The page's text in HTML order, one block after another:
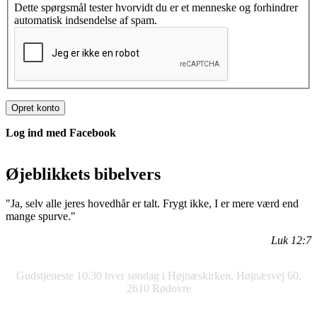
Dette spørgsmål tester hvorvidt du er et menneske og forhindrer
automatisk indsendelse af spam.
Log ind med Facebook
Øjeblikkets bibelvers
"Ja, selv alle jeres hovedhår er talt. Frygt ikke, I er mere værd end
mange spurve."
Luk 12:7
Gudstjeneste 10.30 hver søndag i Højnæskirken, Højnæsvej 60,
2610 Rødovre